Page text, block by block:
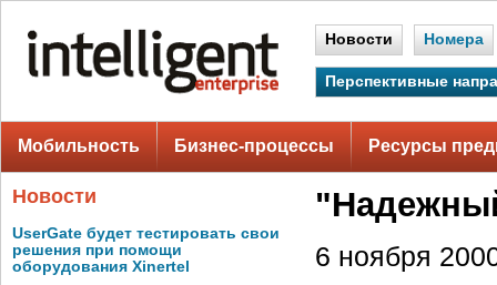
Новости Номера
Перспективные
Мобильность Бизнес-процессы Ресурсы
Новости
UserGate будет тестировать свои
решения при помощи
оборудования Xinertel
6 ноября